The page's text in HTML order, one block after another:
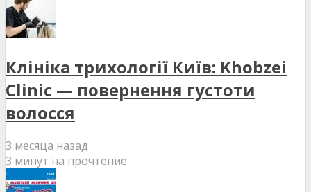
Клініка трихології Київ: Khobzei
Clinic — повернення густоти
волосся
3 месяца назад
3 минут на прочтение